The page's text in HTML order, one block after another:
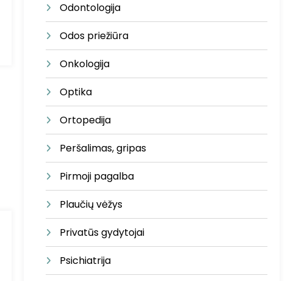
Odontologija
Odos priežiūra
Onkologija
Optika
Ortopedija
Peršalimas, gripas
Pirmoji pagalba
Plaučių vėžys
Privatūs gydytojai
Psichiatrija